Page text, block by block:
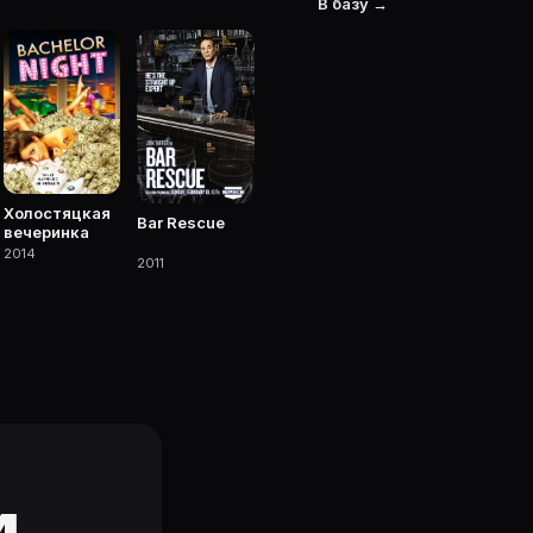
Холостяцкая
вечеринка
2014
Bar Rescue
2011